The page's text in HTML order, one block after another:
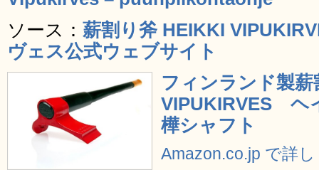
ソース： 薪割り斧 HEIKKI
ヴェス公式ウェブサイト
フィンランド製
VIPUKIRVES ヘ
樺シャフト
Amazon.co.jp で詳